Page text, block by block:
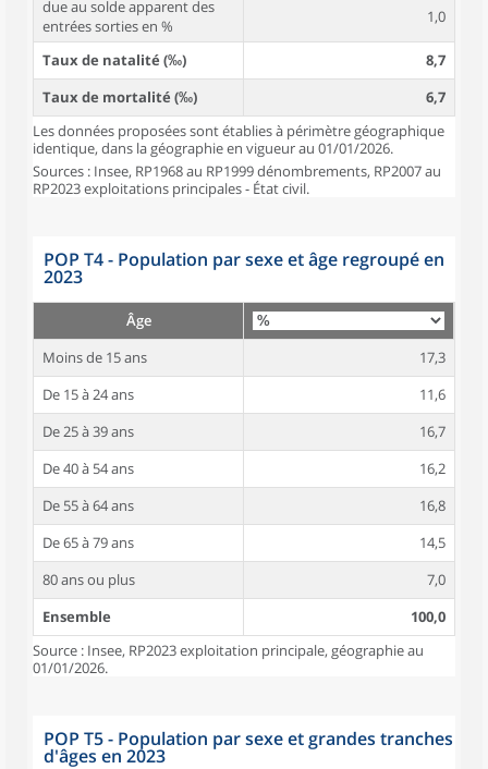
due au solde apparent des
entrées sorties en %
1,0
Taux de natalité (‰)
8,7
Taux de mortalité (‰)
6,7
Les données proposées sont établies à périmètre géographique
identique, dans la géographie en vigueur au 01/01/2026.
Sources : Insee, RP1968 au RP1999 dénombrements, RP2007 au
RP2023 exploitations principales - État civil.
POP T4 - Population par sexe et âge regroupé en
2023
Âge
Moins de 15 ans
17,3
De 15 à 24 ans
11,6
De 25 à 39 ans
16,7
De 40 à 54 ans
16,2
De 55 à 64 ans
16,8
De 65 à 79 ans
14,5
80 ans ou plus
7,0
Ensemble
100,0
Source : Insee, RP2023 exploitation principale, géographie au
01/01/2026.
POP T5 - Population par sexe et grandes tranches
d'âges en 2023